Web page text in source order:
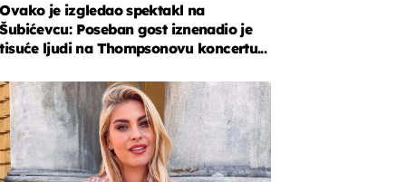
Ovako je izgledao spektakl na
Šubićevcu: Poseban gost iznenadio je
tisuće ljudi na Thompsonovu koncertu...